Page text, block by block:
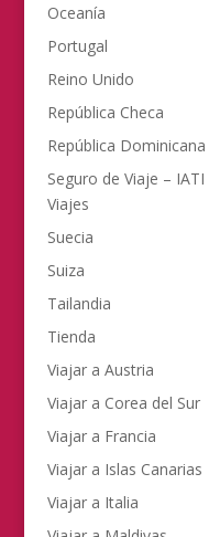
Oceanía
Portugal
Reino Unido
República Checa
República Dominicana
Seguro de Viaje –
Viajes
Suecia
Suiza
Tailandia
Tienda
Viajar a Austria
Viajar a Corea del Sur
Viajar a Francia
Viajar a Islas Canarias
Viajar a Italia